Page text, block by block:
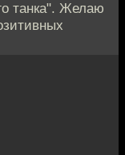
танка". Желаю